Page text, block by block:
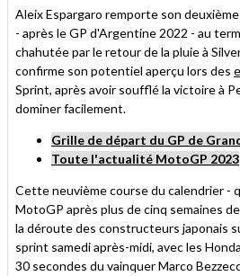
à
un
ami
Aleix Espargaro remporte son
- après le GP d'Argentine 2022 - au
chahutée par le retour de la pluie à
confirme son potentiel aperçu lors des
Sprint, après avoir soufflé la victoire à
dominer facilement.
Grille de départ du GP de
Toute l'actualité MotoGP 2023
Cette neuvième course du calendrier -
MotoGP après plus de cinq semaines
la déroute des constructeurs japonais
sprint samedi après-midi, avec les
30 secondes du vainquer Marco